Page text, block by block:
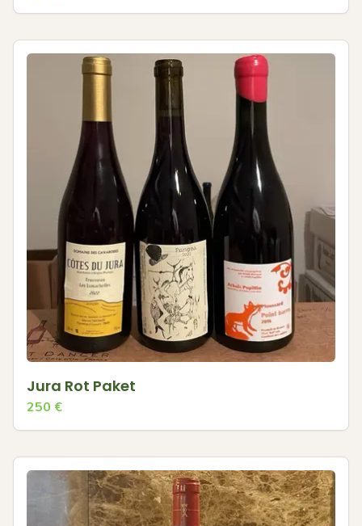
Jura Rot Paket
250 €